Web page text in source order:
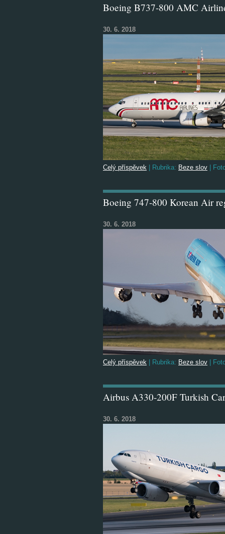
Boeing B737-800 AMC
30. 6. 2018
Celý příspěvek Rubrika: Beze slov
Boeing 747-800 Korean Air
30. 6. 2018
Celý příspěvek Rubrika: Beze slov
Airbus A330-200F Turkish
30. 6. 2018